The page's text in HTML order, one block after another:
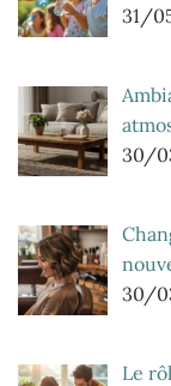
31/
30/
30/
Le